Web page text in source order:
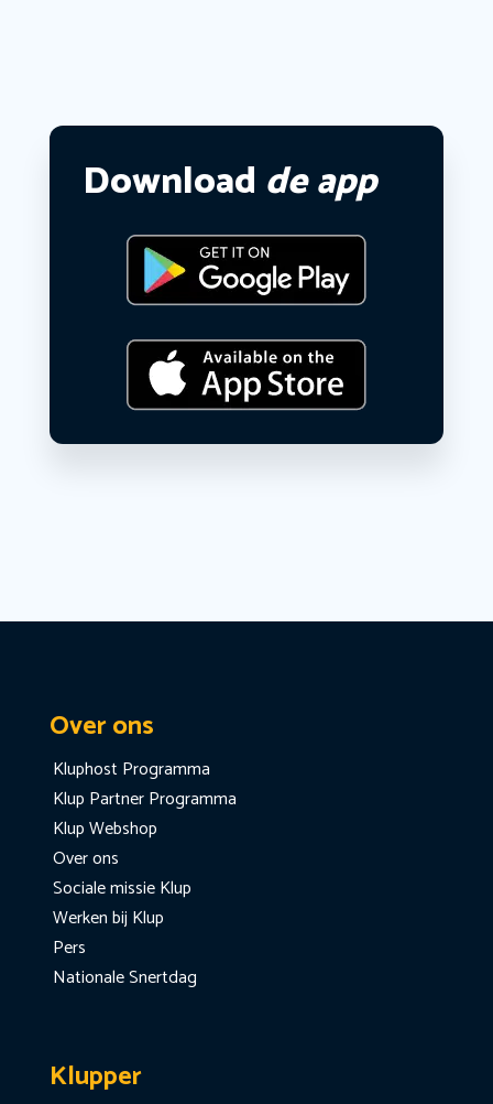
Download de app
Over ons
Kluphost Programma
Klup Partner Programma
Klup Webshop
Over ons
Sociale missie Klup
Werken bij Klup
Pers
Nationale Snertdag
Klupper